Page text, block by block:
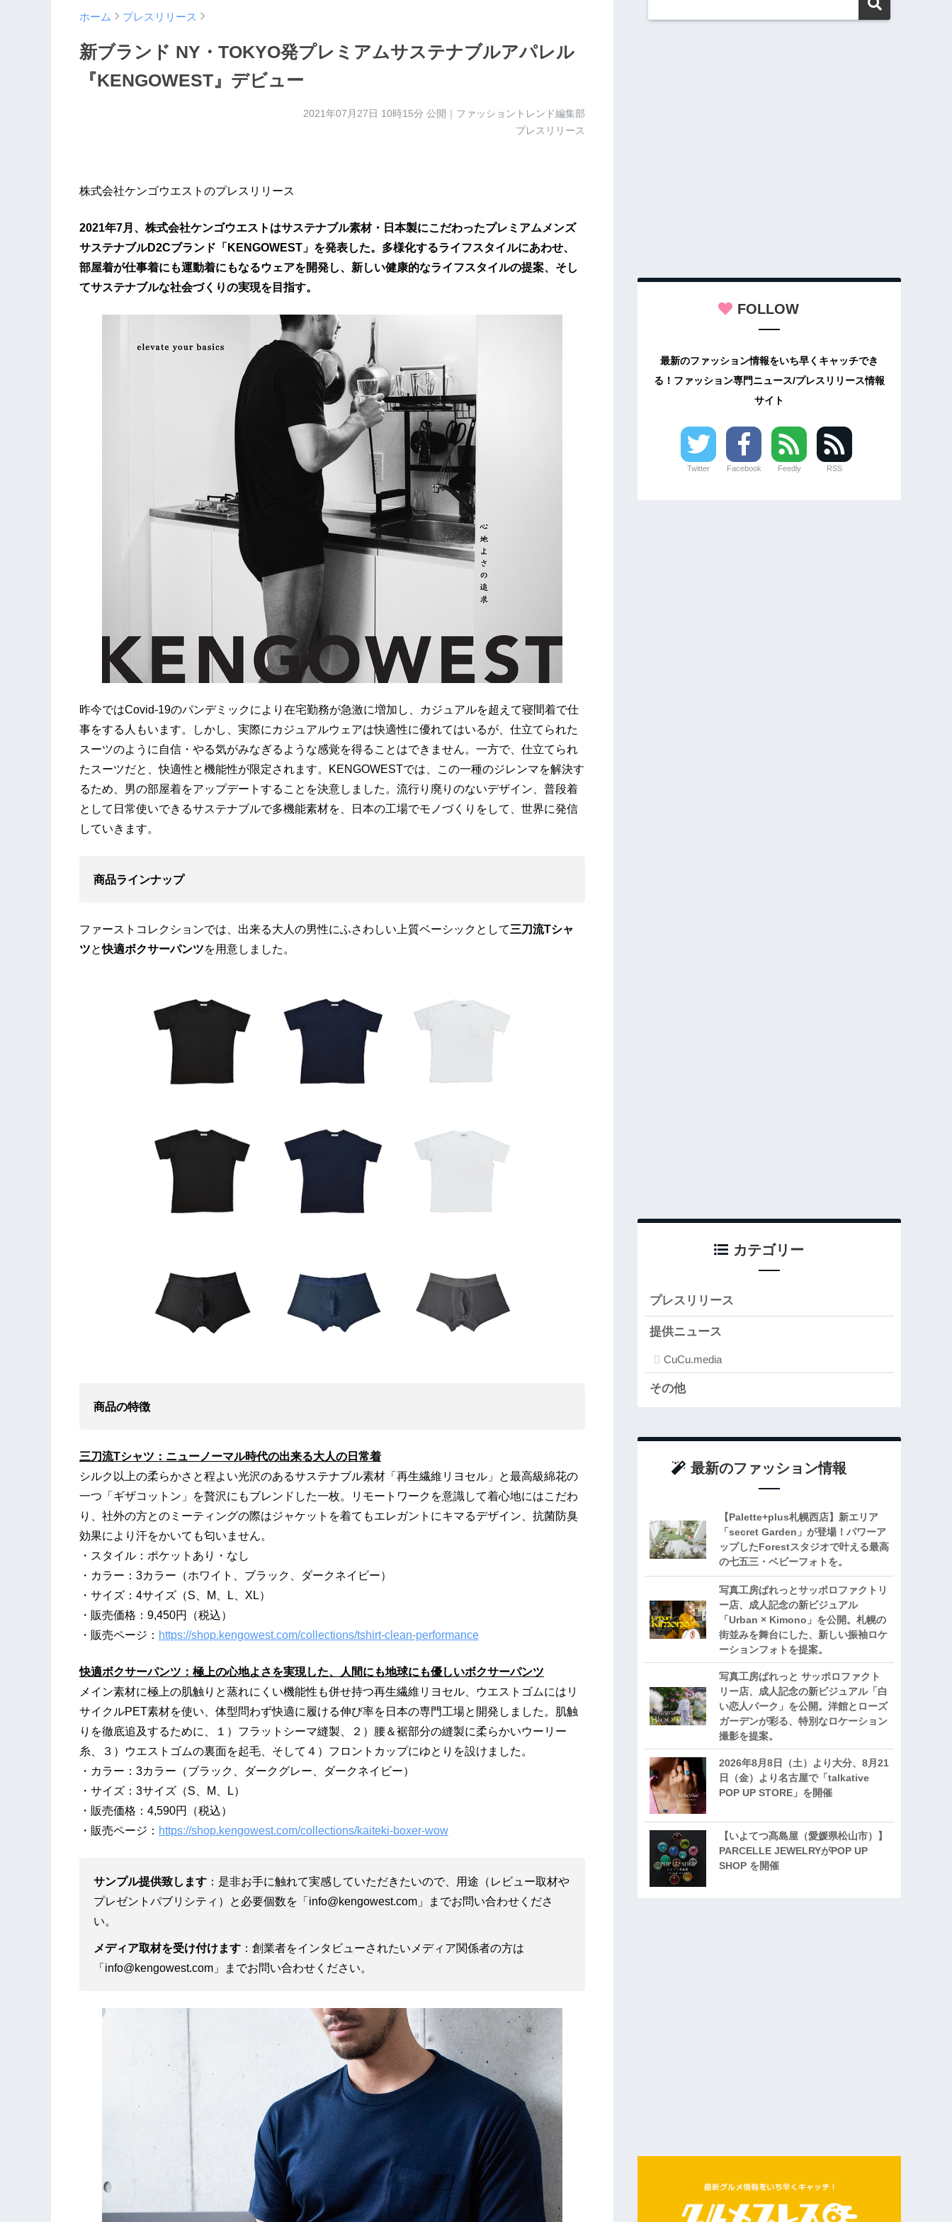
ホーム プレスリリース
新ブランド NY・TOKYO発プレミアムサステナブルアパレル
『KENGOWEST』デビュー
2021年07月27日 10時15分 公開｜ファッショントレンド編集部
プレスリリース
株式会社ケンゴウエストのプレスリリース
2021年7月、株式会社ケンゴウエストはサステナブル素材・日本製にこだわったプレミアムメンズ
サステナブルD2Cブランド「KENGOWEST」を発表した。多様化するライフスタイルにあわせ、
部屋着が仕事着にも運動着にもなるウェアを開発し、新しい健康的なライフスタイルの提案、そし
てサステナブルな社会づくりの実現を目指す。
昨今ではCovid-19のパンデミックにより在宅勤務が急激に増加し、カジュアルを超えて寝間着で仕
事をする人もいます。しかし、実際にカジュアルウェアは快適性に優れてはいるが、仕立てられた
スーツのように自信・やる気がみなぎるような感覚を得ることはできません。一方で、仕立てられ
たスーツだと、快適性と機能性が限定されます。KENGOWESTでは、この一種のジレンマを解決す
るため、男の部屋着をアップデートすることを決意しました。流行り廃りのないデザイン、普段着
として日常使いできるサステナブルで多機能素材を、日本の工場でモノづくりをして、世界に発信
していきます。
商品ラインナップ
​ファーストコレクションでは、出来る大人の男性にふさわしい上質ベーシックとして三刀流Tシャ
ツと快適ボクサーパンツを用意しました。
商品の特徴
三刀流​Tシャツ：ニューノーマル時代の出来る大人の日常着
シルク以上の柔らかさと程よい光沢のあるサステナブル素材「再生繊維リヨセル」と最高級綿花の
一つ「ギザコットン」を贅沢にもブレンドした一枚。リモートワークを意識して着心地にはこだわ
り、社外の方とのミーティングの際はジャケットを着てもエレガントにキマるデザイン、抗菌防臭
効果により汗をかいても匂いません。
・スタイル：ポケットあり・なし
・カラー：3カラー（ホワイト、ブラック、ダークネイビー）
・サイズ：4サイズ（S、M、L、XL）
​・販売価格：9,450円（税込）
・販売ページ： https://shop.kengowest.com/collections/tshirt-clean-performance
快適ボクサーパンツ：極上の心地よさを実現した、人間にも地球にも優しいボクサーパンツ
メイン素材に極上の肌触りと蒸れにくい機能性も併せ持つ再生繊維リヨセル、ウエストゴムにはリ
サイクルPET素材を使い、体型問わず快適に履ける伸び率を日本の専門工場と開発しました。肌触
りを徹底追及するために、１）フラットシーマ縫製、２）腰＆裾部分の縫製に柔らかいウーリー
糸、３）ウエストゴムの裏面を起毛、そして４）フロントカップにゆとりを設けました。
・カラー：3カラー（ブラック、ダークグレー、ダークネイビー）
・サイズ：3サイズ（S、M、L）
・販売価格：4,590円（税込）
・販売ページ： https://shop.kengowest.com/collections/kaiteki-boxer-wow
サンプル提供致します ：是非お手に触れて実感していただきたいので、用途（レビュー取材や
プレゼントパブリシティ）と必要個数を「info@kengowest.com」までお問い合わせくださ
い。
メディア取材を受け付けます ：創業者をインタビューされたいメディア関係者の方は
「info@kengowest.com」までお問い合わせください。
FOLLOW
最新のファッション情報をいち早くキャッチでき
る！ファッション専門ニュース/プレスリリース情報
サイト
Twitter Facebook Feedly RSS
カテゴリー
プレスリリース
提供ニュース
CuCu.media
その他
最新のファッション情報
【Palette+plus札幌西店】新エリア
「secret Garden」が登場！パワーア
ップしたForestスタジオで叶える最高
の七五三・ベビーフォトを。
写真工房ぱれっとサッポロファクトリ
ー店、成人記念の新ビジュアル
「Urban × Kimono」を公開。札幌の
街並みを舞台にした、新しい振袖ロケ
ーションフォトを提案。
写真工房ぱれっと サッポロファクト
リー店、成人記念の新ビジュアル「白
い恋人パーク」を公開。洋館とローズ
ガーデンが彩る、特別なロケーション
撮影を提案。
2026年8月8日（土）より大分、8月21
日（金）より名古屋で「talkative
POP UP STORE」を開催
【いよてつ髙島屋（愛媛県松山市）】
PARCELLE JEWELRYがPOP UP
SHOP を開催